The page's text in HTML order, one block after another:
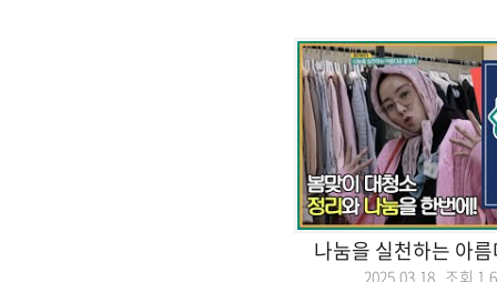
나눔을 실천하는 아
2025.03.18 조회